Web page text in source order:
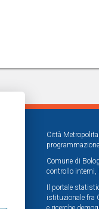
Città
Comune di
controllo interni,
Il portale
istituzionale fra